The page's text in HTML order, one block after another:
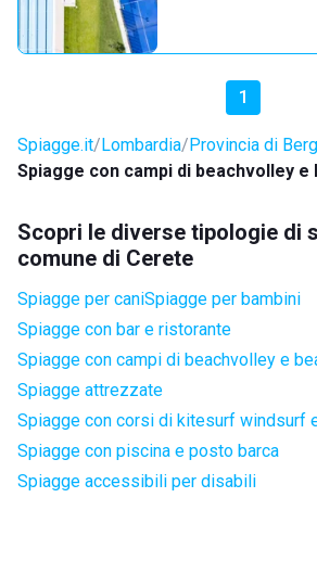
1
Spiagge.it Lombardia Provincia di
Spiagge con campi di beachvolley
Scopri le diverse tipologie di
comune di Cerete
Spiagge per caniSpiagge per bambini
Spiagge con bar e ristorante
Spiagge con campi di beachvolley e
Spiagge attrezzate
Spiagge con corsi di kitesurf windsurf
Spiagge con piscina e posto barca
Spiagge accessibili per disabili